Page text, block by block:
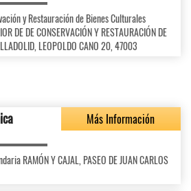
y Restauración de Bienes Culturales
DE DE CONSERVACIÓN Y RESTAURACIÓN DE
LEOPOLDO CANO 20, 47003
Más Información
RAMÓN Y CAJAL, PASEO DE JUAN CARLOS